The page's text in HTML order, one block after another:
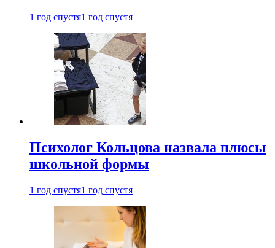
1 год спустя1 год спустя
Психолог Кольцова назвала плюсы
школьной формы
1 год спустя1 год спустя